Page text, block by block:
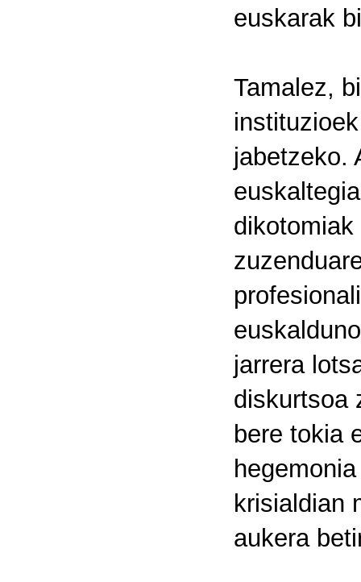
euskarak
Tamalez,
jabetzeko.
jarrera
diskurtsoa
bere tokia
krisialdian
aukera